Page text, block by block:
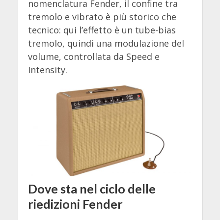
nomenclatura Fender, il confine tra
tremolo e vibrato è più storico che
tecnico: qui l’effetto è un tube-bias
tremolo, quindi una modulazione del
volume, controllata da Speed e
Intensity.
Dove sta nel ciclo delle
riedizioni Fender